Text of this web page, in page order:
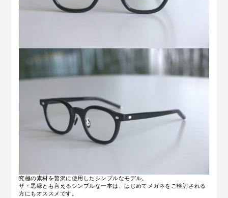
究極の素材を贅沢に使用したシンプルなモデル。
ザ・黒縁とも言えるシンプルな一本は、はじめてメガネをご検討される
方にもオススメです。